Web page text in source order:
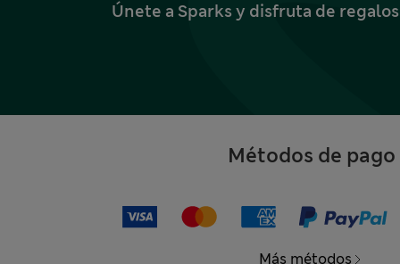
Únete a Sparks y disfruta de
Métodos de pago
Más métodos